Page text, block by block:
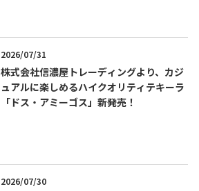
2026/07/31
株式会社信濃屋トレーディングより、カジ
ュアルに楽しめるハイクオリティテキーラ
「ドス・アミーゴス」新発売！
2026/07/30